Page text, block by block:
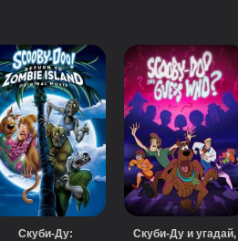
Скуби-Ду:
Скуби-Ду и угадай,